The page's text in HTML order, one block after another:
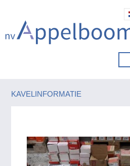
KAVELINFORMATIE